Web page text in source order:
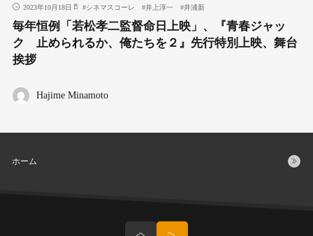
2023年10月18日 #シネマスコーレ #井上淳一 #井浦新
毎年恒例「若松孝二監督命日上映」、『青春ジャッ
ク 止められるか、俺たちを２』先行特別上映、舞台
挨拶
Hajime Minamoto
ホーム